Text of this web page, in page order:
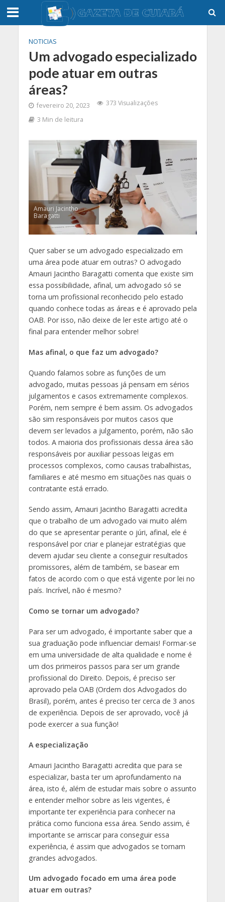
NOTICIAS
Um advogado especializado
pode atuar em outras
áreas?
fevereiro 20, 2023
373 Visualizações
3 Min de leitura
Amauri Jacintho
Baragatti
Quer saber se um advogado especializado em
uma área pode atuar em outras? O advogado
Amauri Jacintho Baragatti comenta que existe sim
essa possibilidade, afinal, um advogado só se
torna um profissional reconhecido pelo estado
quando conhece todas as áreas e é aprovado pela
OAB. Por isso, não deixe de ler este artigo até o
final para entender melhor sobre!
Mas afinal, o que faz um advogado?
Quando falamos sobre as funções de um
advogado, muitas pessoas já pensam em sérios
julgamentos e casos extremamente complexos.
Porém, nem sempre é bem assim. Os advogados
são sim responsáveis por muitos casos que
devem ser levados a julgamento, porém, não são
todos. A maioria dos profissionais dessa área são
responsáveis por auxiliar pessoas leigas em
processos complexos, como causas trabalhistas,
familiares e até mesmo em situações nas quais o
contratante está errado.
Sendo assim, Amauri Jacintho Baragatti acredita
que o trabalho de um advogado vai muito além
do que se apresentar perante o júri, afinal, ele é
responsável por criar e planejar estratégias que
devem ajudar seu cliente a conseguir resultados
promissores, além de também, se basear em
fatos de acordo com o que está vigente por lei no
país. Incrível, não é mesmo?
Como se tornar um advogado?
Para ser um advogado, é importante saber que a
sua graduação pode influenciar demais! Formar-se
em uma universidade de alta qualidade e nome é
um dos primeiros passos para ser um grande
profissional do Direito. Depois, é preciso ser
aprovado pela OAB (Ordem dos Advogados do
Brasil), porém, antes é preciso ter cerca de 3 anos
de experiência. Depois de ser aprovado, você já
pode exercer a sua função!
A especialização
Amauri Jacintho Baragatti acredita que para se
especializar, basta ter um aprofundamento na
área, isto é, além de estudar mais sobre o assunto
e entender melhor sobre as leis vigentes, é
importante ter experiência para conhecer na
prática como funciona essa área. Sendo assim, é
importante se arriscar para conseguir essa
experiência, é assim que advogados se tornam
grandes advogados.
Um advogado focado em uma área pode
atuar em outras?